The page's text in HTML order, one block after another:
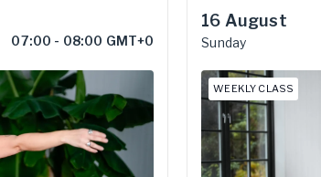
07:00 - 08:00 GMT+0
16 August
Sunday
WEEKLY CLASS